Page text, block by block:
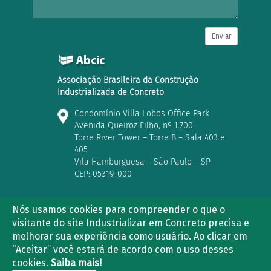
Nós usamos cookies para compreender o que o
visitante do site Industrializar em Concreto precisa e
melhorar sua experiência como usuário. Ao clicar em
“Aceitar” você estará de acordo com o uso desses
cookies. Saiba mais!
Enviar
Associação Brasileira da Construção
Industrializada de Concreto
Condomínio Villa Lobos Office Park
Avenida Queiroz Filho, nº 1.700
Torre River Tower – Torre B – Sala 403 e
405
Vila Hamburguesa – São Paulo – SP
CEP: 05319-000
(11) 3763-2839 | (11) 3021-5733